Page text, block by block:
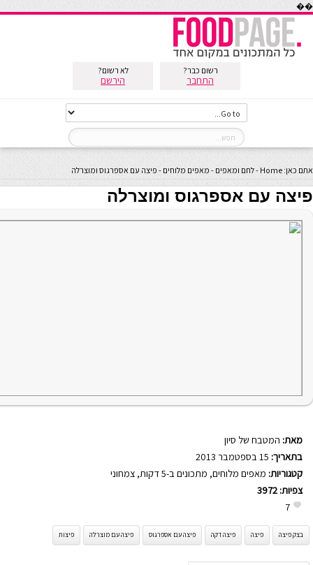
��
רשום כבר?
התחבר
לא רשום?
הירשם
אתם כאן: Home
-לחם ומאפים - מאפים מלוחים - פיצה עם אספרגוס ומוצרלה
פיצה עם אספרגוס ומוצרלה
מאת: המטבח של סיון
בתאריך:
קטגוריות: מאפים מלוחים, מתכונים ב-5 דקות , צמחוני
צפיות: 3972
7
בצק פיצה פיצה פיצה דקה פיצה עם אספרגוס פיצה עם מוצרלה פיצות